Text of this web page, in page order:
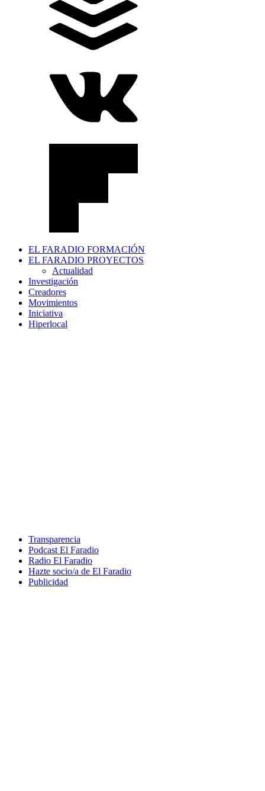
EL FARADIO FORMACIÓN
EL FARADIO PROYECTOS
Actualidad
Investigación
Creadores
Movimientos
Iniciativa
Hiperlocal
Transparencia
Podcast El Faradio
Radio El Faradio
Hazte socio/a de El Faradio
Publicidad